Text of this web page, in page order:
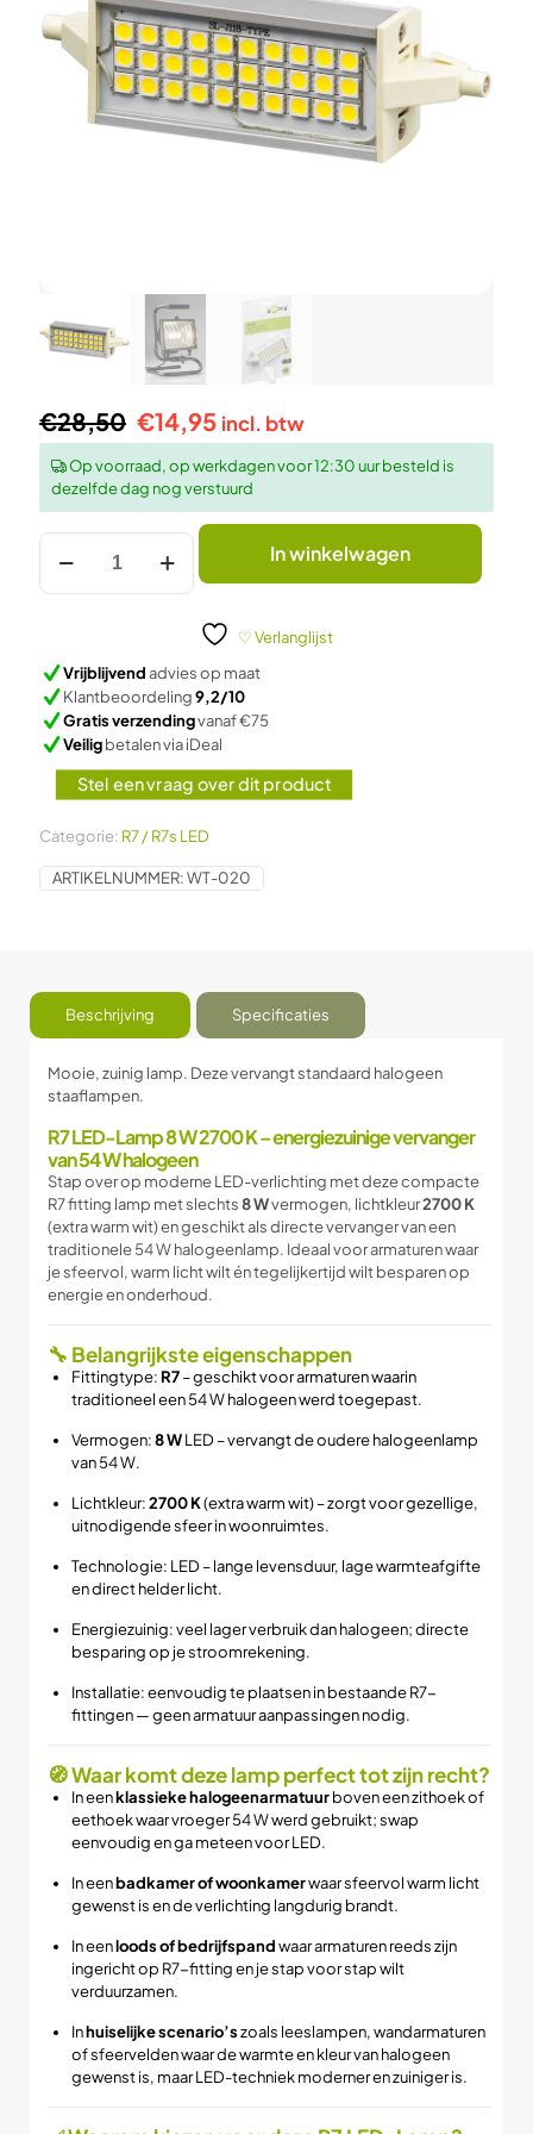
€28,50 Oorspronkelijke
prijs
was:
€28,50.
€14,95Huidige
prijs
is:
incl. btw
Op voorraad, op werkdagen voor 12:30 uur besteld is
dezelfde dag nog verstuurd
R7
LED
lamp
54W)
aantal
In winkelwagen
♡ Verlanglijst
Vrijblijvendadvies op maat
Klantbeoordeling9,2/10
Gratis verzendingvanaf €75
Veiligbetalen via iDeal
Stel een vraag over dit product
Categorie: R7 / R7s LED
ARTIKELNUMMER:WT-020
Beschrijving Specificaties
Mooie, zuinig lamp. Deze vervangt standaard halogeen
staaflampen.
R7 LED-Lamp 8 W 2700 K – energiezuinige vervanger
van 54 W halogeen
Stap over op moderne LED-verlichting met deze compacte
R7 fitting lamp met slechts8 Wvermogen, lichtkleur2700 K
(extra warm wit) en geschikt als directe vervanger van een
traditionele 54 W halogeenlamp. Ideaal voor armaturen waar
je sfeer­vol, warm licht wilt én tegelijkertijd wilt besparen op
energie en onderhoud.
🔧 Belangrijkste eigenschappen
Fittingtype: R7– geschikt voor armaturen waarin
traditioneel een 54 W halogeen werd toegepast.
Vermogen:8 WLED – vervangt de oudere halogeenlamp
van 54 W.
Lichtkleur:2700 K(extra warm wit) – zorgt voor gezellige,
uitnodigende sfeer in woonruimtes.
Technologie: LED – lange levensduur, lage warmte­afgifte
en direct helder licht.
Energiezuinig: veel lager verbruik dan halogeen; directe
besparing op je stroomrekening.
Installatie: eenvoudig te plaatsen in bestaande R7-
fittingen — geen armatuur­ aanpassingen nodig.
🧭 Waar komt deze lamp perfect tot zijn recht?
In eenklassieke halogeenarmatuurboven een zithoek of
eethoek waar vroeger 54 W werd gebruikt; swap
eenvoudig en ga meteen voor LED.
In eenbadkamer of woonkamerwaar sfeervol warm licht
gewenst is en de verlichting langdurig brandt.
In eenloods of bedrijfspandwaar armaturen reeds zijn
ingericht op R7-fitting en je stap voor stap wilt
verduurzamen.
Inhuiselijke scenario’szoals leeslampen, wandarmaturen
of sfeervelden waar de warmte en kleur van halogeen
gewenst is, maar LED-techniek moderner en zuiniger is.